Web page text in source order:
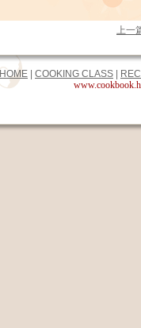
上一
HOME COOKING CLASS